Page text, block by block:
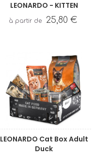
LEONARDO - KITTEN
25,80 €
LEONARDO Cat Box Adult
Duck